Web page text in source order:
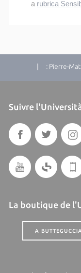
a rubrica
| : Pierre-
Suivre
La boutique de
A BUTTEGUCCIA